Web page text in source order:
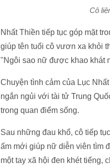
Cô
Nhất Thiền tiếp tục góp mặt
giúp tên tuổi cô vươn xa khỏi
"Ngôi sao nữ được khao khát
Chuyện tình cảm của Lục
ngắn ngủi với tài tử Trung
trong quan điểm sống.
Sau những đau khổ, cô tiếp
ấm mới giúp nữ diễn viên tìm
một tay xã hội đen khét tiếng,